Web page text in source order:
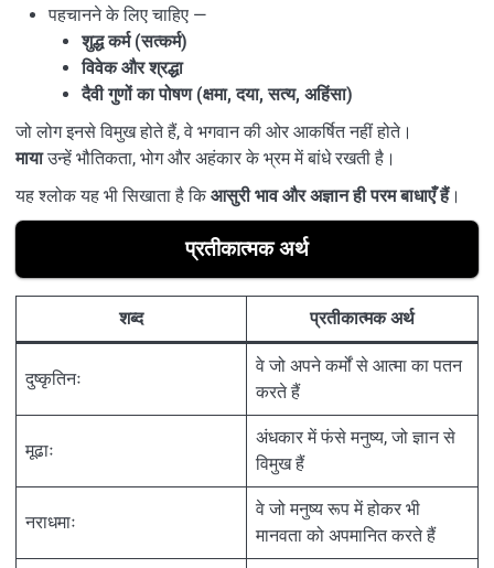
पहचानने के लिए चाहिए —
शुद्ध कर्म (सत्कर्म)
विवेक और श्रद्धा
दैवी गुणों का पोषण (क्षमा, दया, सत्य, अहिंसा)
जो लोग इनसे विमुख होते हैं, वे भगवान की ओर आकर्षित नहीं होते।
मायाउन्हें भौतिकता, भोग और अहंकार के भ्रम में बांधे रखती है।
यह श्लोक यह भी सिखाता है कि आसुरी भाव और अज्ञान ही परम बाधाएँ हैं।
प्रतीकात्मक अर्थ
शब्द प्रतीकात्मक अर्थ
दुष्कृतिनः
वे जो अपने कर्मों से आत्मा का पतन
करते हैं
मूढाः
अंधकार में फंसे मनुष्य, जो ज्ञान से
विमुख हैं
नराधमाः
वे जो मनुष्य रूप में होकर भी
मानवता को अपमानित करते हैं